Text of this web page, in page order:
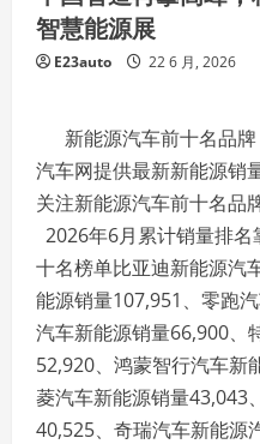
智慧能源展
E23auto 22 6 月, 2026
新能源汽车前十名品牌
汽车网提供最新新能源销
关注新能源汽车前十名品
2026年6月累计销量排
十名榜单比亚迪新能源汽
能源销量107,951、零跑
汽车新能源销量66,900、
52,920、鸿蒙智行汽车新
菱汽车新能源销量43,043
40,525、奇瑞汽车新能源